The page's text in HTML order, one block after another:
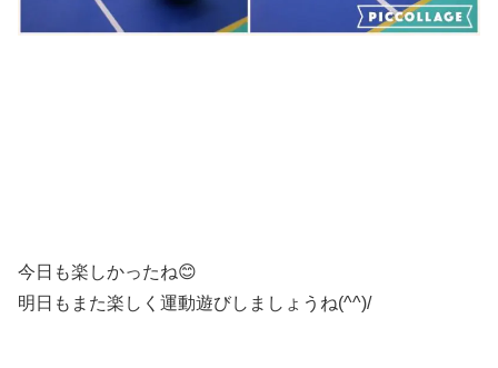
今日も楽しかったね😊
明日もまた楽しく運動遊びしましょうね(^^)/